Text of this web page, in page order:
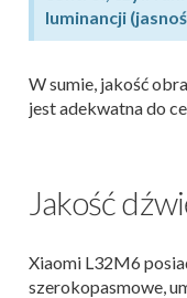
luminancji
W sumie, jakość
jest adekwatna do
Jakość
Xiaomi L32M6
szerokopasmowe,